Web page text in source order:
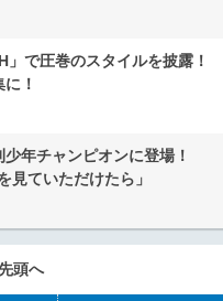
で圧巻のスタイルを披露！
！
年チャンピオンに登場！
見ていただけたら」
頭へ